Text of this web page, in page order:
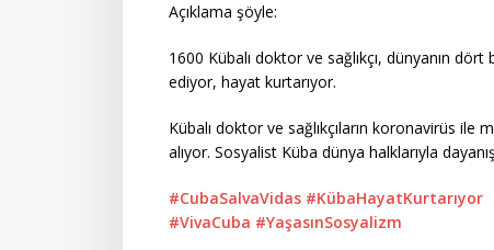
Açıklama şöyle:
1600 Kübalı doktor ve sağlıkçı, dünyanın
ediyor, hayat kurtarıyor.
Kübalı doktor ve sağlıkçıların koronavirüs
alıyor. Sosyalist Küba dünya halklarıyla
#CubaSalvaVidas #KübaHayatKurtarıyor
#VivaCuba #YaşasınSosyalizm